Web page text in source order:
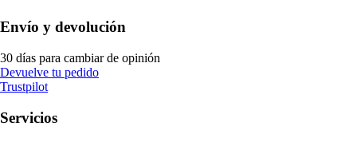
Envío y devolución
30 días para cambiar de opinión
Devuelve tu pedido
Trustpilot
Servicios